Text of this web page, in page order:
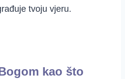
tvoju vjeru.
kao što